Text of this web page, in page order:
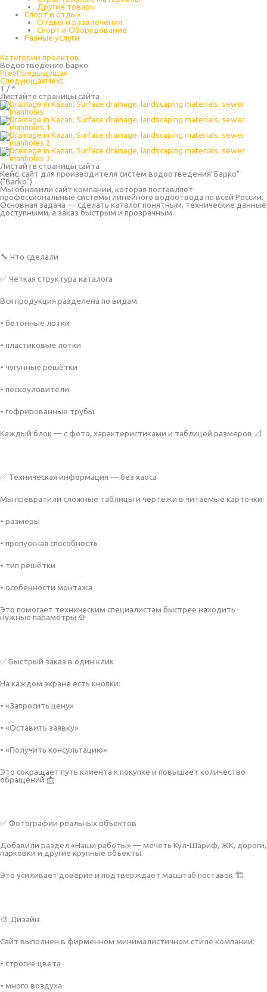
Другие товары
Спорт и отдых
Отдых и развлечения
Спорт и Оборудование
Разные услуги
Категории проектов
Водоотведение Барко
PrevПредыдущая
СледующаяNext
1 / *
Листайте страницы сайта
Листайте страницы сайта
Кейс: сайт для производителя систем водоотведения"Барко"
("Barko")
Мы обновили сайт компании, которая поставляет
профессиональные системы линейного водоотвода по всей России.
Основная задача — сделать каталог понятным, технические данные
доступными, а заказ быстрым и прозрачным.
🔧 Что сделали
✅ Чёткая структура каталога
Вся продукция разделена по видам:
• бетонные лотки
• пластиковые лотки
• чугунные решётки
• пескоуловители
• гофрированные трубы
Каждый блок — с фото, характеристиками и таблицей размеров 📐
✅ Техническая информация — без хаоса
Мы превратили сложные таблицы и чертежи в читаемые карточки:
• размеры
• пропускная способность
• тип решётки
• особенности монтажа
Это помогает техническим специалистам быстрее находить
нужные параметры ⚙️
✅ Быстрый заказ в один клик
На каждом экране есть кнопки:
• «Запросить цену»
• «Оставить заявку»
• «Получить консультацию»
Это сокращает путь клиента к покупке и повышает количество
обращений 📩
✅ Фотографии реальных объектов
Добавили раздел «Наши работы» — мечеть Кул-Шариф, ЖК, дороги,
парковки и другие крупные объекты.
Это усиливает доверие и подтверждает масштаб поставок 🏗️
🎨 Дизайн
Сайт выполнен в фирменном минималистичном стиле компании:
• строгие цвета
• много воздуха